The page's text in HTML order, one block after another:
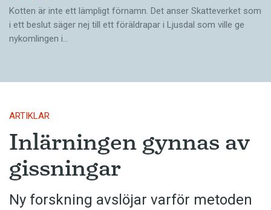
Kotten är inte ett lämpligt förnamn. Det anser Skatte­verket som
i ett beslut säger nej till ett föräldra­par i Ljusdal som ville ge
nykomlingen i…
ARTIKLAR
Inlärningen gynnas av
gissningar
Ny forskning avslöjar varför metoden